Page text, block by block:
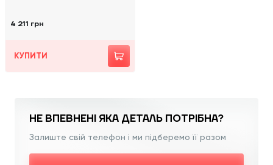
4 211 грн
КУПИТИ
НЕ ВПЕВНЕНІ ЯКА ДЕТАЛЬ ПОТРІБНА?
Залиште свій телефон і ми підберемо її разом